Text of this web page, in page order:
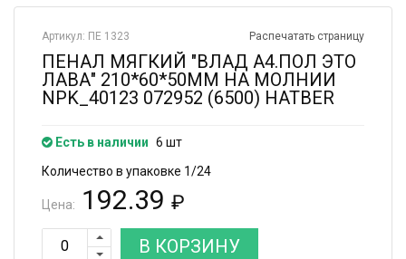
Распечатать страницу
Артикул: ПЕ 1323
ПЕНАЛ МЯГКИЙ "ВЛАД А4.ПОЛ ЭТО
ЛАВА" 210*60*50ММ НА МОЛНИИ
NPK_40123 072952 (6500) HATBER
Есть в наличии 6 шт
Количество в упаковке 1/24
Цена: 192.39 ₽
В КОРЗИНУ